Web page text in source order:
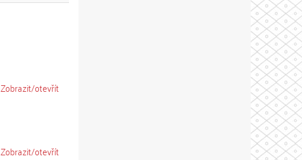
Zobrazit/otevřít
Zobrazit/otevřít